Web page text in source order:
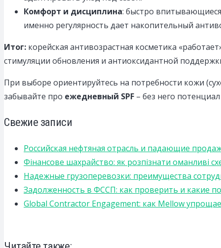
Комфорт и дисциплина: быстро
именно регулярность дает накопительный
Итог: корейская антивозрастная косметика
стимуляции обновления и антиоксидантной
При выборе ориентируйтесь на потребности кожи
забывайте про ежедневный SPF – без него
Свежие записи
Российская нефтяная отрасль и падающие
Фінансове шахрайство: як розпізнати оманливі
Надежные грузоперевозки: преимущества
Задолженность в ФССП: как проверить и какие
Global Contractor Engagement: как Mellow